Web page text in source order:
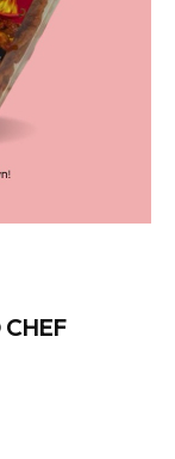
CHEF